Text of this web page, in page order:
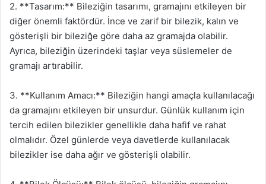
2. **Tasarım:** Bileziğin tasarımı, gramajını etkileyen bir
diğer önemli faktördür. İnce ve zarif bir bilezik, kalın ve
gösterişli bir bileziğe göre daha az gramajda olabilir.
Ayrıca, bileziğin üzerindeki taşlar veya süslemeler de
gramajı artırabilir.
3. **Kullanım Amacı:** Bileziğin hangi amaçla kullanılacağı
da gramajını etkileyen bir unsurdur. Günlük kullanım için
tercih edilen bilezikler genellikle daha hafif ve rahat
olmalıdır. Özel günlerde veya davetlerde kullanılacak
bilezikler ise daha ağır ve gösterişli olabilir.